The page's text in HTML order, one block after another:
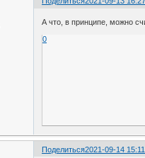
А что, в принципе, можно
0
Поделиться2021-09-14